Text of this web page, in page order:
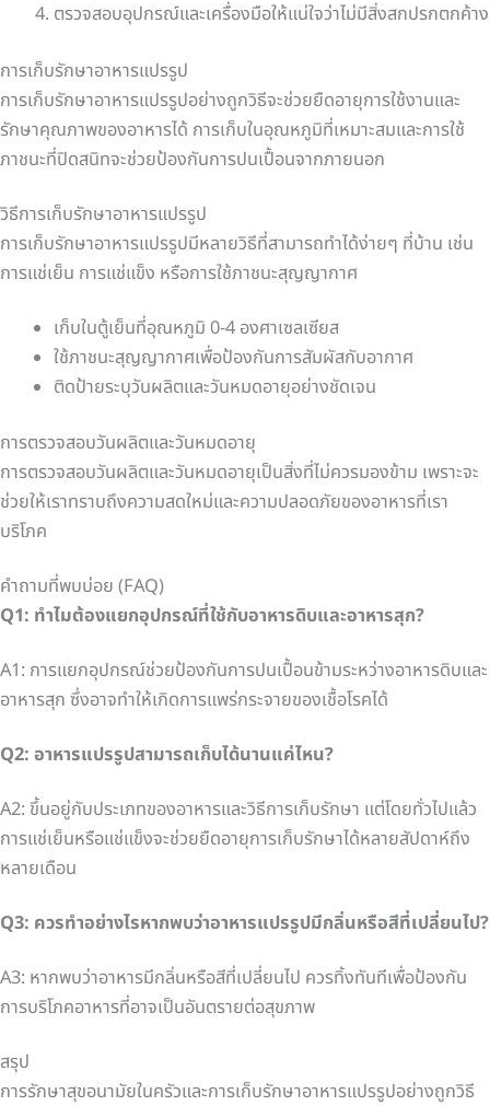
ตรวจสอบอุปกรณ์และเครื่องมือให้แน่ใจว่าไม่มีสิ่งสกปรกตกค้าง
การเก็บรักษาอาหารแปรรูป
การเก็บรักษาอาหารแปรรูปอย่างถูกวิธีจะช่วยยืดอายุการใช้งานและ
รักษาคุณภาพของอาหารได้ การเก็บในอุณหภูมิที่เหมาะสมและการใช้
ภาชนะที่ปิดสนิทจะช่วยป้องกันการปนเปื้อนจากภายนอก
วิธีการเก็บรักษาอาหารแปรรูป
การเก็บรักษาอาหารแปรรูปมีหลายวิธีที่สามารถทำได้ง่ายๆ ที่บ้าน เช่น
การแช่เย็น การแช่แข็ง หรือการใช้ภาชนะสุญญากาศ
เก็บในตู้เย็นที่อุณหภูมิ 0-4 องศาเซลเซียส
ใช้ภาชนะสุญญากาศเพื่อป้องกันการสัมผัสกับอากาศ
ติดป้ายระบุวันผลิตและวันหมดอายุอย่างชัดเจน
การตรวจสอบวันผลิตและวันหมดอายุ
การตรวจสอบวันผลิตและวันหมดอายุเป็นสิ่งที่ไม่ควรมองข้าม เพราะจะ
ช่วยให้เราทราบถึงความสดใหม่และความปลอดภัยของอาหารที่เรา
บริโภค
คำถามที่พบบ่อย (FAQ)
Q1: ทำไมต้องแยกอุปกรณ์ที่ใช้กับอาหารดิบและอาหารสุก?
A1: การแยกอุปกรณ์ช่วยป้องกันการปนเปื้อนข้ามระหว่างอาหารดิบและ
อาหารสุก ซึ่งอาจทำให้เกิดการแพร่กระจายของเชื้อโรคได้
Q2: อาหารแปรรูปสามารถเก็บได้นานแค่ไหน?
A2: ขึ้นอยู่กับประเภทของอาหารและวิธีการเก็บรักษา แต่โดยทั่วไปแล้ว
การแช่เย็นหรือแช่แข็งจะช่วยยืดอายุการเก็บรักษาได้หลายสัปดาห์ถึง
หลายเดือน
Q3: ควรทำอย่างไรหากพบว่าอาหารแปรรูปมีกลิ่นหรือสีที่เปลี่ยนไป?
A3: หากพบว่าอาหารมีกลิ่นหรือสีที่เปลี่ยนไป ควรทิ้งทันทีเพื่อป้องกัน
การบริโภคอาหารที่อาจเป็นอันตรายต่อสุขภาพ
สรุป
การรักษาสุขอนามัยในครัวและการเก็บรักษาอาหารแปรรูปอย่างถูกวิธี